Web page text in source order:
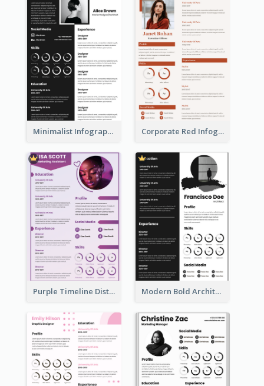
Minimalist Infographic Resume Corporate Red Infographic Resume
Purple Timeline Distinguished Resume Modern Bold Architect Resume